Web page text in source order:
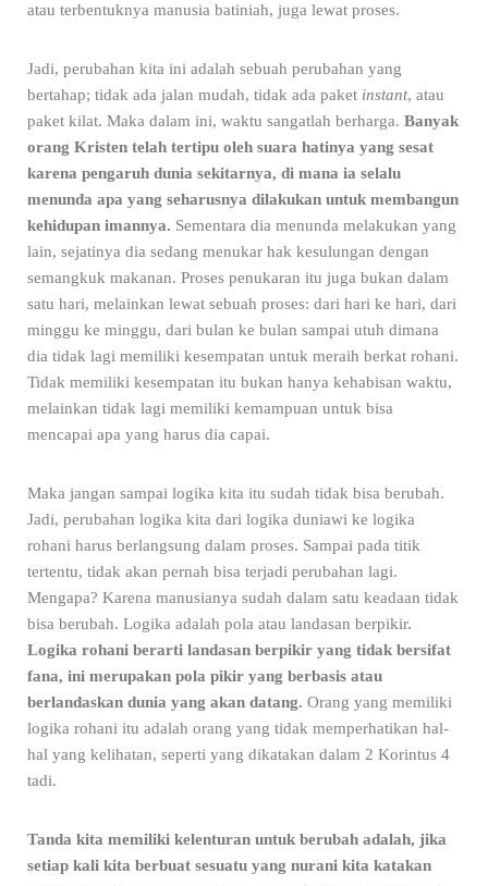
atau terbentuknya manusia batiniah, juga lewat proses.
Jadi, perubahan kita ini adalah sebuah perubahan yang
bertahap; tidak ada jalan mudah, tidak ada paket instant, atau
paket kilat. Maka dalam ini, waktu sangatlah berharga. Banyak
orang Kristen telah tertipu oleh suara hatinya yang sesat
karena pengaruh dunia sekitarnya, di mana ia selalu
menunda apa yang seharusnya dilakukan untuk membangun
kehidupan imannya. Sementara dia menunda melakukan yang
lain, sejatinya dia sedang menukar hak kesulungan dengan
semangkuk makanan. Proses penukaran itu juga bukan dalam
satu hari, melainkan lewat sebuah proses: dari hari ke hari, dari
minggu ke minggu, dari bulan ke bulan sampai utuh dimana
dia tidak lagi memiliki kesempatan untuk meraih berkat rohani.
Tidak memiliki kesempatan itu bukan hanya kehabisan waktu,
melainkan tidak lagi memiliki kemampuan untuk bisa
mencapai apa yang harus dia capai.
Maka jangan sampai logika kita itu sudah tidak bisa berubah.
Jadi, perubahan logika kita dari logika duniawi ke logika
rohani harus berlangsung dalam proses. Sampai pada titik
tertentu, tidak akan pernah bisa terjadi perubahan lagi.
Mengapa? Karena manusianya sudah dalam satu keadaan tidak
bisa berubah. Logika adalah pola atau landasan berpikir.
Logika rohani berarti landasan berpikir yang tidak bersifat
fana, ini merupakan pola pikir yang berbasis atau
berlandaskan dunia yang akan datang. Orang yang memiliki
logika rohani itu adalah orang yang tidak memperhatikan hal-
hal yang kelihatan, seperti yang dikatakan dalam 2 Korintus 4
tadi.
Tanda kita memiliki kelenturan untuk berubah adalah, jika
setiap kali kita berbuat sesuatu yang nurani kita katakan